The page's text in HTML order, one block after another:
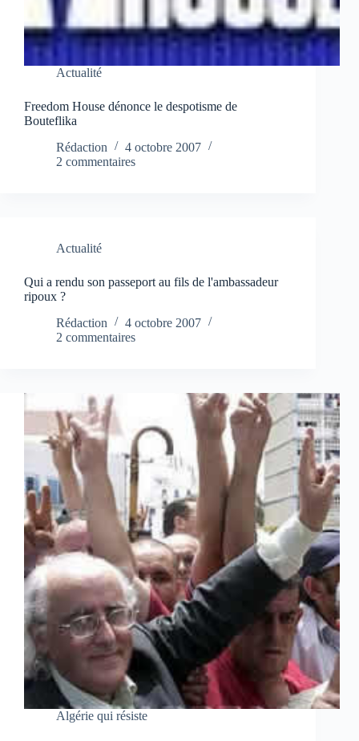
Actualité
Freedom House dénonce le despotisme de
Bouteflika
Rédaction
4 octobre 2007
2 commentaires
Actualité
Qui a rendu son passeport au fils de l'ambassadeur
ripoux ?
Rédaction
4 octobre 2007
2 commentaires
Algérie qui résiste